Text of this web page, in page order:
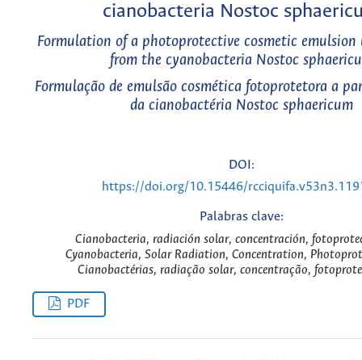
cianobacteria Nostoc
Formulation of a photoprotective cosmetic emulsion
from the cyanobacteria Nostoc
Formulação de emulsão cosmética fotoprotetora a
da cianobactéria Nostoc sphaericum
DOI:
https://doi.org/10.15446/
Palabras clave:
Cianobacteria, radiación solar, concentración,
Cyanobacteria, Solar Radiation, Concentration,
Cianobactérias, radiação solar, concentração,
PDF